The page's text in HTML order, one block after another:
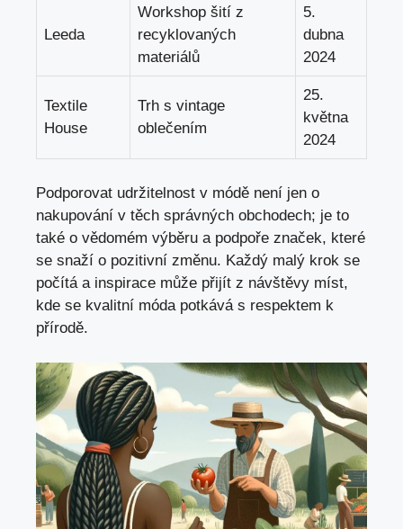
Leeda
Workshop šití z
recyklovaných
materiálů
5.
dubna
2024
Textile
House
Trh s vintage
oblečením
25.
května
2024
Podporovat udržitelnost v módě není jen o
nakupování v těch správných obchodech; je to
také o vědomém výběru a podpoře značek, které
se snaží o pozitivní změnu. Každý malý krok se
počítá a inspirace může přijít z návštěvy míst,
kde se kvalitní móda potkává s respektem k
přírodě.